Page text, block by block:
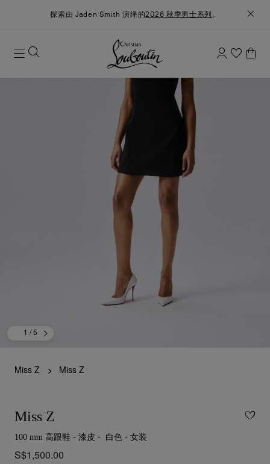
探索由 Jaden Smith 演绎的2026 秋季男士系列 。
1 / 5
Miss Z Miss Z
Miss Z
100 mm 高跟鞋 - 漆皮 - 白色 - 女装
S$1,500.00